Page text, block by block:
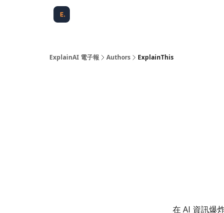
ExplainAI 電子報 Authors ExplainThis
在 AI 資訊爆